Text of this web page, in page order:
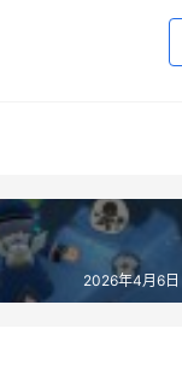
2026年4月6日